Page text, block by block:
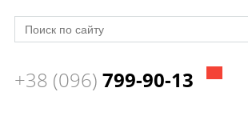
+38 (096) 799-90-13